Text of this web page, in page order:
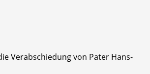
Verabschiedung von Pater Hans-